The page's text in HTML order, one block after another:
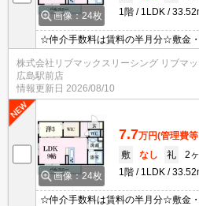
画像：24枚
1階
1LDK
☆仲介手数料は賃料の半月分☆敷金
ト無料☆オートロック完備でセキュ
ど水回り設備充実♪都市ガスで経済的♪
株式会社リブマックスリーシング リブマッ
広島駅前店
情報更新日 2026/08/10
画像：24枚
7.7万円(管理費
敷
なし 礼
2
1階
1LDK
☆仲介手数料は賃料の半月分☆敷金